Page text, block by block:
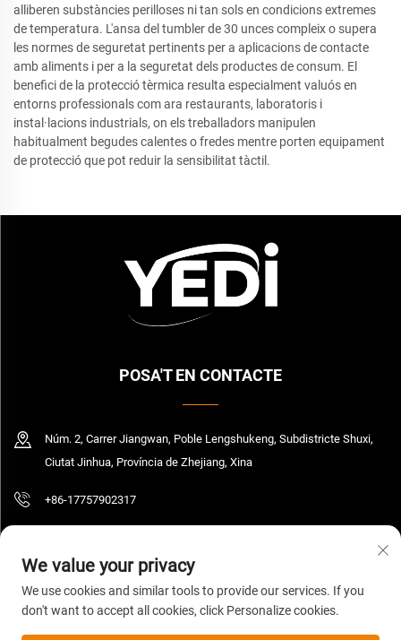
alliberen substàncies perilloses ni tan sols en condicions extremes
de temperatura. L'ansa del tumbler de 30 unces compleix o supera
les normes de seguretat pertinents per a aplicacions de contacte
amb aliments i per a la seguretat dels productes de consum. El
benefici de la protecció tèrmica resulta especialment valuós en
entorns professionals com ara restaurants, laboratoris i
instal·lacions industrials, on els treballadors manipulen
habitualment begudes calentes o fredes mentre porten equipament
de protecció que pot reduir la sensibilitat tàctil.
POSA'T EN CONTACTE
Núm. 2, Carrer Jiangwan, Poble Lengshukeng, Subdistricte Shuxi,
Ciutat Jinhua, Província de Zhejiang, Xina
+86-17757902317
Copyright © 2026 Zhejiang Yedi Industry And Trade Co., Ltd. Tots els drets
reservats. Política de privadesa
We value your privacy
We use cookies and similar tools to provide our services. If you
don't want to accept all cookies, click Personalize cookies.